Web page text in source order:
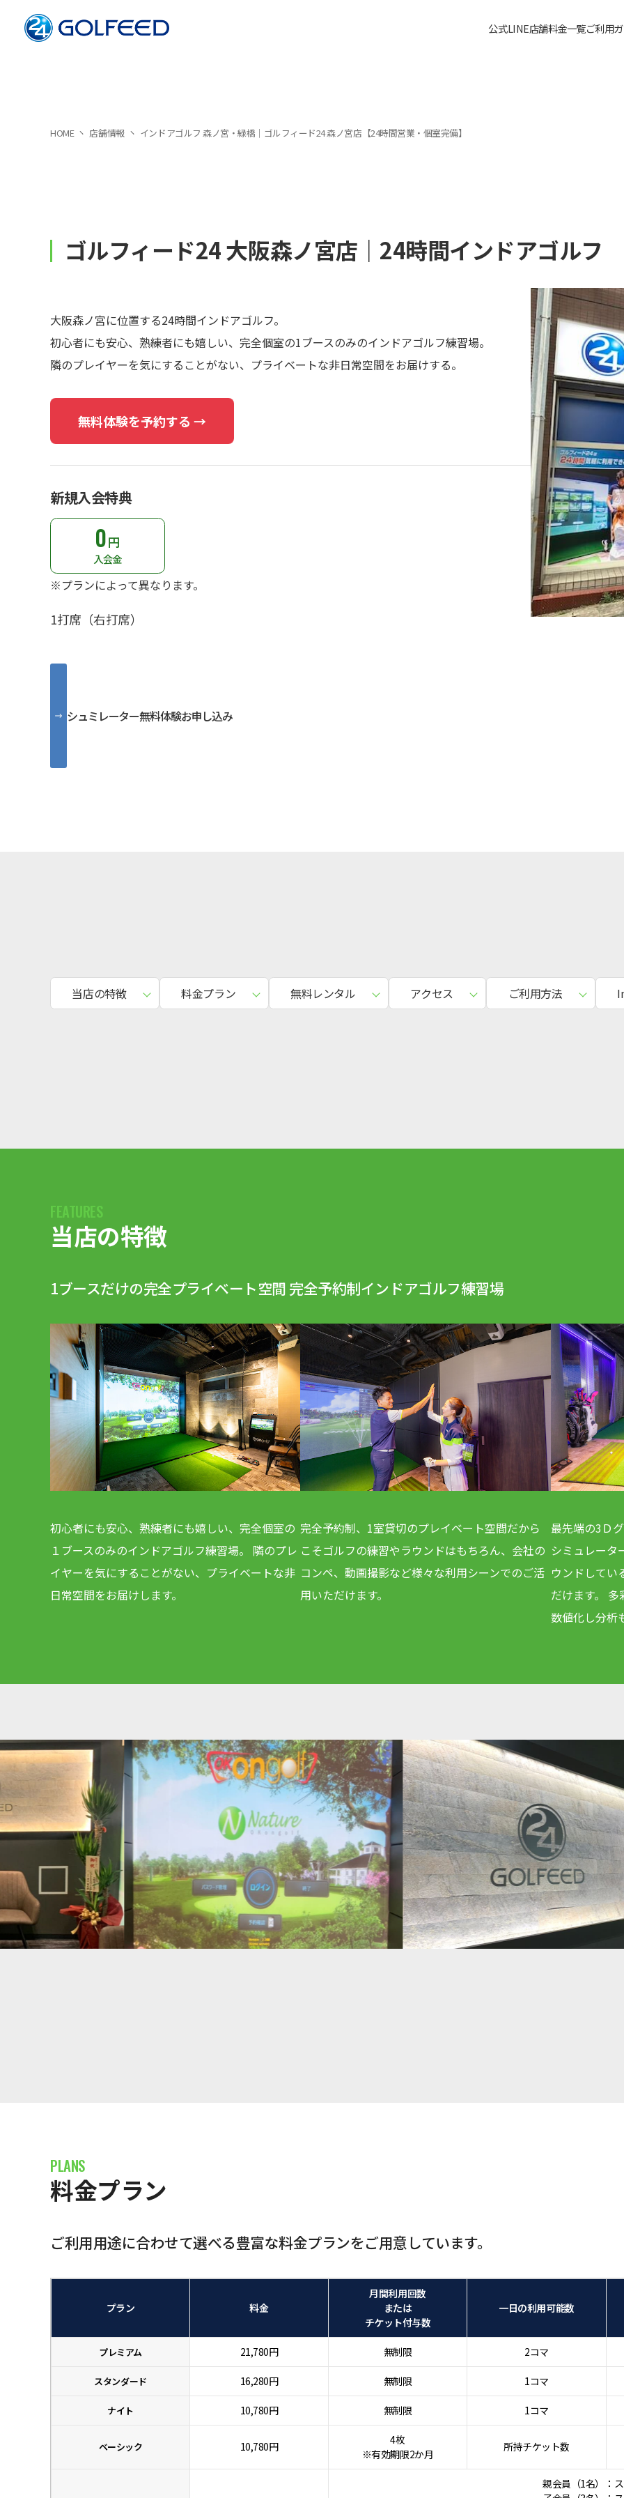
公式LINE店舗料金一覧ご利用
HOME 店舗情報 インドアゴルフ 森ノ宮・緑橋｜ゴルフィード24 森ノ宮店【24時間営業・個室完備】
ゴルフィード24 大阪森ノ宮店｜24時間インドアゴルフ
大阪森ノ宮に位置する24時間インドアゴルフ。
初心者にも安心、熟練者にも嬉しい、完全個室の1ブースのみのインドアゴルフ練習場。
隣のプレイヤーを気にすることがない、プライベートな非日常空間をお届けする。
無料体験を予約する →
新規入会特典
0円
入会金
※プランによって異なります。
1打席（右打席）
シュミレーター無料体験お申し込み
当店の特徴 料金プラン 無料レンタル アクセス ご利用方法
当店の特徴
1ブースだけの完全プライベート空間 完全予約制インドアゴルフ練習場
初心者にも安心、熟練者にも嬉しい、完全個室の
１ブースのみのインドアゴルフ練習場。 隣のプレ
イヤーを気にすることがない、プライベートな非
日常空間をお届けします。
完全予約制、1室貸切のプレイベート空間だから
こそゴルフの練習やラウンドはもちろん、会社の
コンペ、動画撮影など様々な利用シーンでのご活
用いただけます。
最先端の3Ｄ
シミュレータ
ウンドしてい
だけます。
数値化し分析
料金プラン
ご利用用途に合わせて選べる豊富な料金プランをご用意しています。
プラン 料金
月間利用回数
または
チケット付与数
一日の利用可能数
プレミアム 21,780円 無制限 2コマ
スタンダード 16,280円 無制限 1コマ
ナイト 10,780円 無制限 1コマ
ベーシック 10,780円
4枚
※有効期限2か月
所持チケット数
親会員（1名）：